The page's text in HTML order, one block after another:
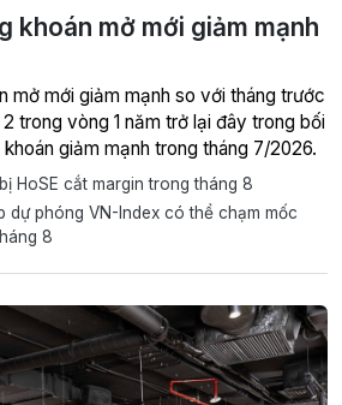
khoán mở mới giảm mạnh
mở mới giảm mạnh so với tháng trước
trong vòng 1 năm trở lại đây trong bối
giảm mạnh trong tháng 7/2026.
HoSE cắt margin trong tháng 8
dự phóng VN-Index có thể chạm mốc
8